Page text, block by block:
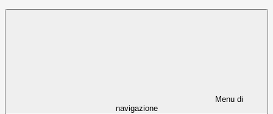
Menu di
navigazione